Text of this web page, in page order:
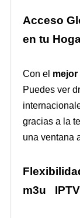
Acceso
en tu
Con el mejor
Puedes ver
gracias a la
una ventana
m3u